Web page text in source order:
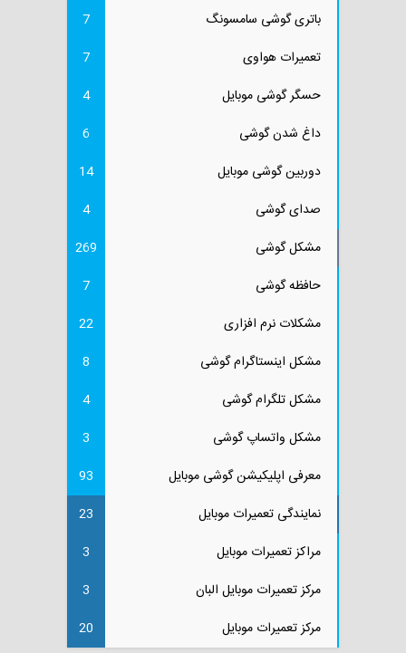
باتری گوشی سامسونگ
7
تعمیرات هواوی
7
حسگر گوشی موبایل
4
داغ شدن گوشی
6
دوربین گوشی موبایل
14
صدای گوشی
4
مشکل گوشی
269
حافظه گوشی
7
مشکلات نرم افزاری
22
مشکل اینستاگرام گوشی
8
مشکل تلگرام گوشی
4
مشکل واتساپ گوشی
3
معرفی اپلیکیشن گوشی موبایل
93
نمایندگی تعمیرات موبایل
23
مراکز تعمیرات موبایل
3
مرکز تعمیرات موبایل البان
3
مرکز تعمیرات موبایل
20